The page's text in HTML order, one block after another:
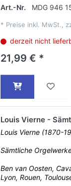
Art.-Nr.
MDG 946
* Preise inkl. MwSt.,
derzeit nicht
21,99 € *
Louis Vierne -
Louis Vierne (1870-
Sämtliche
Ben van Oosten,
Lyon, Rouen,